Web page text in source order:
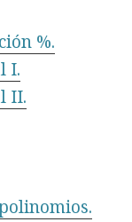
%.
I.
II.